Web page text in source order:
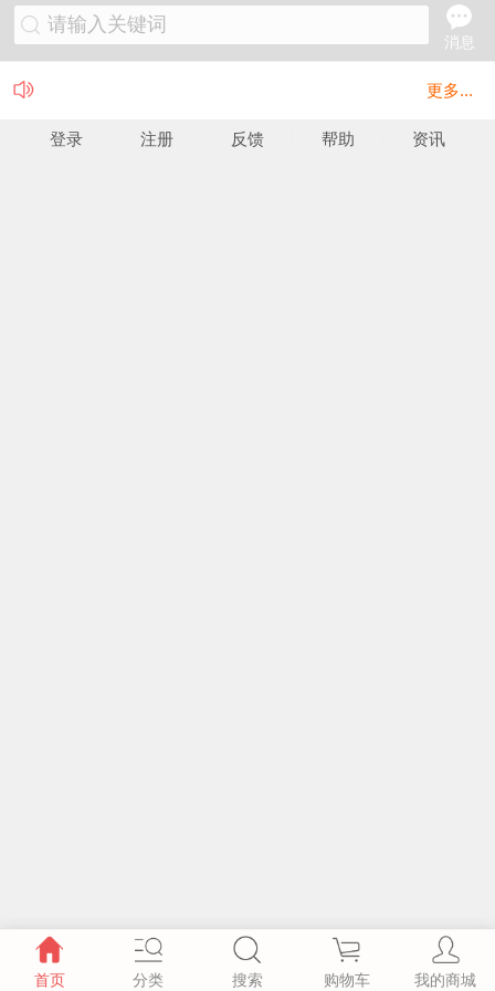
请输入关键词
消息
更多...
登录 注册 反馈 帮助 资讯
首页 分类 搜索 购物车 我的商城